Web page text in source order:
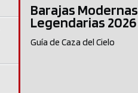
Barajas Modernas
Legendarias 2026
Guía de Caza del Cielo